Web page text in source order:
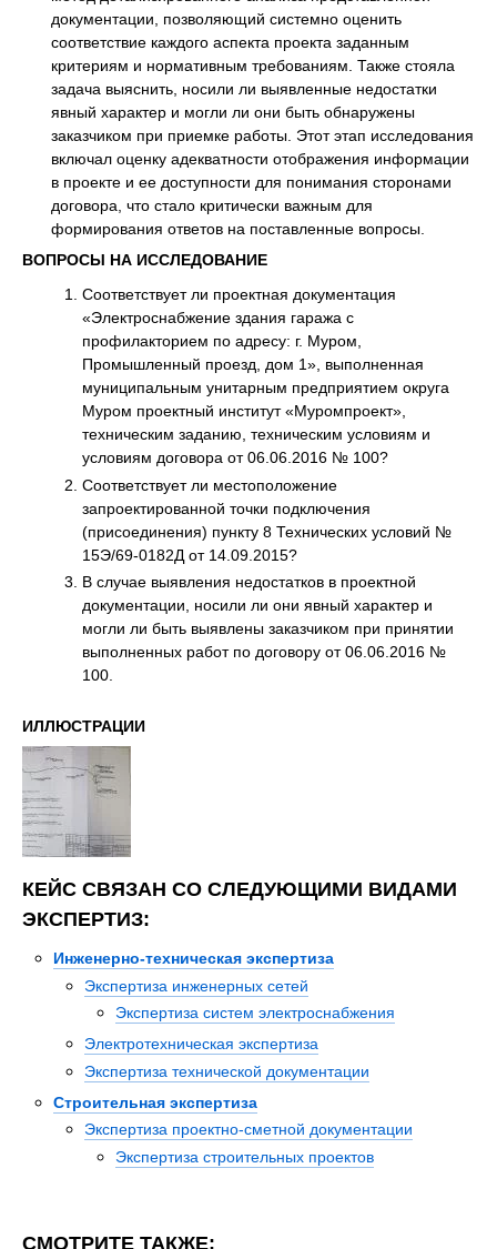
документации, позволяющий системно оценить
соответствие каждого аспекта проекта заданным
критериям и нормативным требованиям. Также стояла
задача выяснить, носили ли выявленные недостатки
явный характер и могли ли они быть обнаружены
заказчиком при приемке работы. Этот этап исследования
включал оценку адекватности отображения информации
в проекте и ее доступности для понимания сторонами
договора, что стало критически важным для
формирования ответов на поставленные вопросы.
ВОПРОСЫ НА ИССЛЕДОВАНИЕ
Соответствует ли проектная документация
«Электроснабжение здания гаража с
профилакторием по адресу: г. Муром,
Промышленный проезд, дом 1», выполненная
муниципальным унитарным предприятием округа
Муром проектный институт «Муромпроект»,
техническим заданию, техническим условиям и
условиям договора от 06.06.2016 № 100?
Соответствует ли местоположение
запроектированной точки подключения
(присоединения) пункту 8 Технических условий №
15Э/69-0182Д от 14.09.2015?
В случае выявления недостатков в проектной
документации, носили ли они явный характер и
могли ли быть выявлены заказчиком при принятии
выполненных работ по договору от 06.06.2016 №
100.
ИЛЛЮСТРАЦИИ
КЕЙС СВЯЗАН СО СЛЕДУЮЩИМИ ВИДАМИ
ЭКСПЕРТИЗ:
Инженерно-техническая экспертиза
Экспертиза инженерных сетей
Экспертиза систем электроснабжения
Электротехническая экспертиза
Экспертиза технической документации
Строительная экспертиза
Экспертиза проектно-сметной документации
Экспертиза строительных проектов
СМОТРИТЕ ТАКЖЕ: